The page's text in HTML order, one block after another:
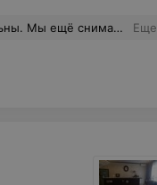
гостей ничего не предусмотрено. Еще